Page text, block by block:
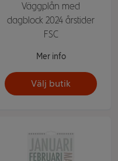
Väggplån med
dagblock 2024 årstider
FSC
Mer info
Välj butik